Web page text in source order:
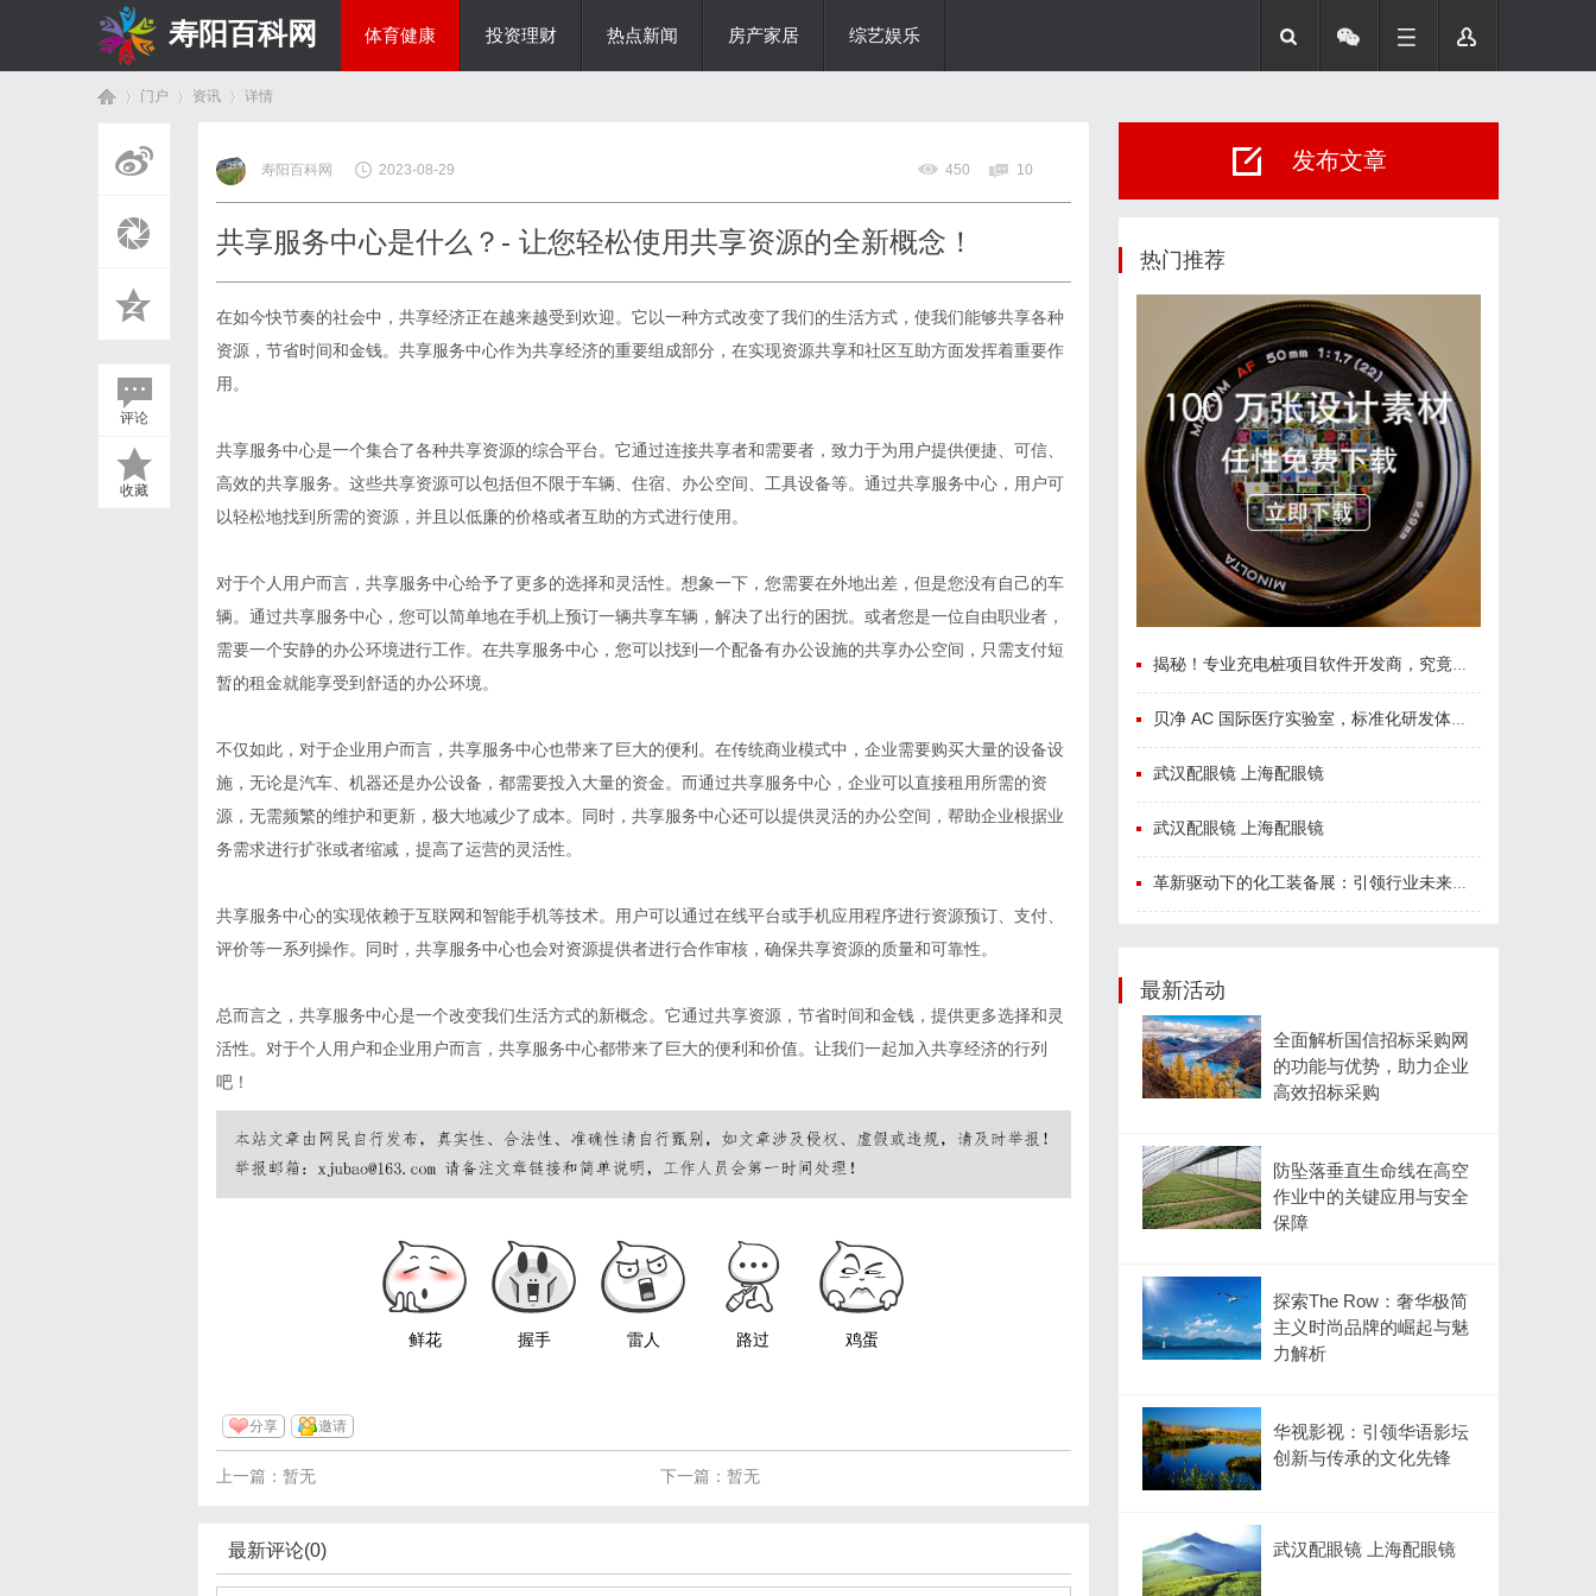
寿阳百科网 体育健康 投资理财 热点新闻 房产家居 综艺娱乐
门户 资讯
›
详情
评论
收藏
寿阳百科网 2023-08-29 450 10
共享服务中心是什么？- 让您轻松使用共享资源的全新概念！
在如今快节奏的社会中，共享经济正在越来越受到欢迎。它以一种方式改变了我们的生活方式，使我们能够共享各种
资源，节省时间和金钱。共享服务中心作为共享经济的重要组成部分，在实现资源共享和社区互助方面发挥着重要作
用。
共享服务中心是一个集合了各种共享资源的综合平台。它通过连接共享者和需要者，致力于为用户提供便捷、可信、
高效的共享服务。这些共享资源可以包括但不限于车辆、住宿、办公空间、工具设备等。通过共享服务中心，用户可
以轻松地找到所需的资源，并且以低廉的价格或者互助的方式进行使用。
对于个人用户而言，共享服务中心给予了更多的选择和灵活性。想象一下，您需要在外地出差，但是您没有自己的车
辆。通过共享服务中心，您可以简单地在手机上预订一辆共享车辆，解决了出行的困扰。或者您是一位自由职业者，
需要一个安静的办公环境进行工作。在共享服务中心，您可以找到一个配备有办公设施的共享办公空间，只需支付短
暂的租金就能享受到舒适的办公环境。
不仅如此，对于企业用户而言，共享服务中心也带来了巨大的便利。在传统商业模式中，企业需要购买大量的设备设
施，无论是汽车、机器还是办公设备，都需要投入大量的资金。而通过共享服务中心，企业可以直接租用所需的资
源，无需频繁的维护和更新，极大地减少了成本。同时，共享服务中心还可以提供灵活的办公空间，帮助企业根据业
务需求进行扩张或者缩减，提高了运营的灵活性。
共享服务中心的实现依赖于互联网和智能手机等技术。用户可以通过在线平台或手机应用程序进行资源预订、支付、
评价等一系列操作。同时，共享服务中心也会对资源提供者进行合作审核，确保共享资源的质量和可靠性。
总而言之，共享服务中心是一个改变我们生活方式的新概念。它通过共享资源，节省时间和金钱，提供更多选择和灵
活性。对于个人用户和企业用户而言，共享服务中心都带来了巨大的便利和价值。让我们一起加入共享经济的行列
吧！
鲜花 握手 雷人 路过 鸡蛋
分享 邀请
下一篇：暂无
上一篇：暂无
最新评论(0)
发布文章
热门推荐
揭秘！专业充电桩项目软件开发商，究竟藏着哪些行业秘诀？
贝净 AC 国际医疗实验室，标准化研发体系全解析
武汉配眼镜 上海配眼镜
武汉配眼镜 上海配眼镜
革新驱动下的化工装备展：引领行业未来发展的风向标
最新活动
全面解析国信招标采购网
的功能与优势，助力企业
高效招标采购
防坠落垂直生命线在高空
作业中的关键应用与安全
保障
探索The Row：奢华极简
主义时尚品牌的崛起与魅
力解析
华视影视：引领华语影坛
创新与传承的文化先锋
武汉配眼镜 上海配眼镜